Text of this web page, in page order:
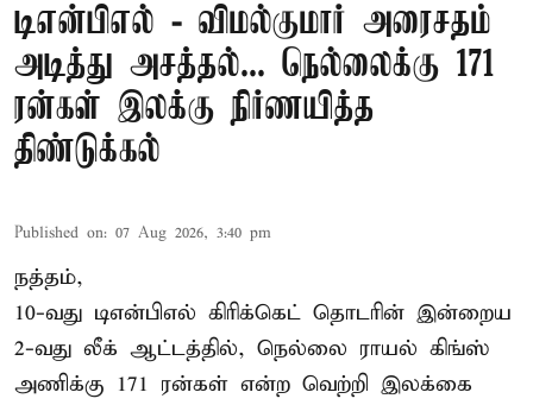
டிஎன்பிஎல் - விமல்குமார் அரைசதம்
அடித்து அசத்தல்... நெல்லைக்கு 171
ரன்கள் இலக்கு நிர்ணயித்த
திண்டுக்கல்
Published on: 07 Aug 2026, 3:40 pm
நத்தம்,
10-வது டிஎன்பிஎல் கிரிக்கெட் தொடரின் இன்றைய
2-வது லீக் ஆட்டத்தில், நெல்லை ராயல் கிங்ஸ்
அணிக்கு 171 ரன்கள் என்ற வெற்றி இலக்கை